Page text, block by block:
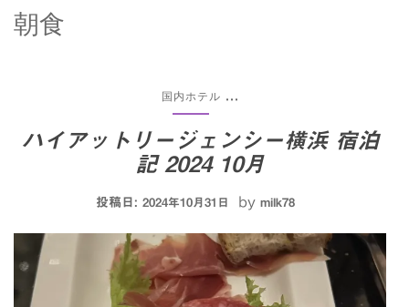
朝食
国内ホテル ...
ハイアットリージェンシー横浜 宿泊
記 2024 10月
投稿日: 2024年10月31日 by milk78